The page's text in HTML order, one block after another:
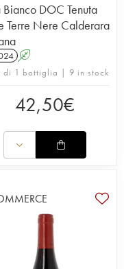
Bianco DOC Tenuta
Terre Nere Calderara
A
di 1 bottiglia | 9 in stock
42,50€